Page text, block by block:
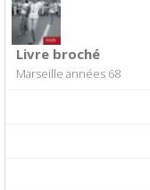
Livre broché
Marseille années 68